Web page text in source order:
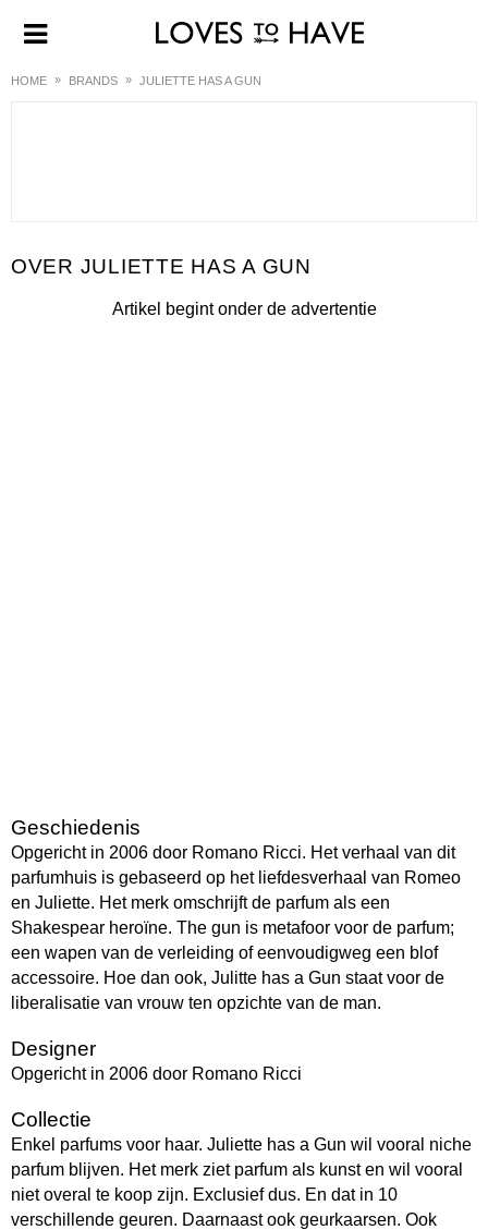
HOME BRANDS JULIETTE HAS A GUN
JULIETTE HAS A GUN
Artikel begint onder de advertentie
Geschiedenis
Opgericht in 2006 door Romano Ricci. Het verhaal van dit
parfumhuis is gebaseerd op het liefdesverhaal van Romeo
en Juliette. Het merk omschrijft de parfum als een
Shakespear heroïne. The gun is metafoor voor de parfum;
een wapen van de verleiding of eenvoudigweg een blof
accessoire. Hoe dan ook, Julitte has a Gun staat voor de
liberalisatie van vrouw ten opzichte van de man.
Designer
Opgericht in 2006 door Romano Ricci
Collectie
Enkel parfums voor haar. Juliette has a Gun wil vooral niche
parfum blijven. Het merk ziet parfum als kunst en wil vooral
niet overal te koop zijn. Exclusief dus. En dat in 10
verschillende geuren. Daarnaast ook geurkaarsen. Ook